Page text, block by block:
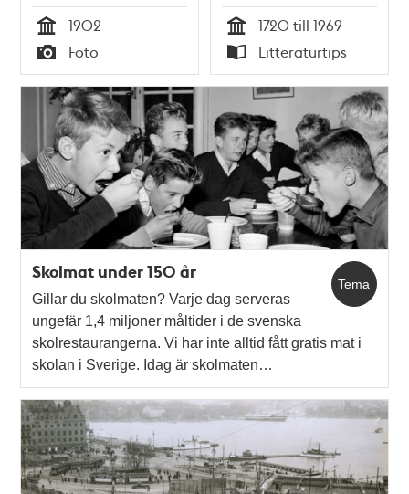
Tid
1902
Typ
Foto Tid
1720 till 1969
Typ
Litteraturtips
Tema
Skolmat under 150 år
Gillar du skolmaten? Varje dag serveras
ungefär 1,4 miljoner måltider i de svenska
skolrestaurangerna. Vi har inte alltid fått gratis mat i
skolan i Sverige. Idag är skolmaten…